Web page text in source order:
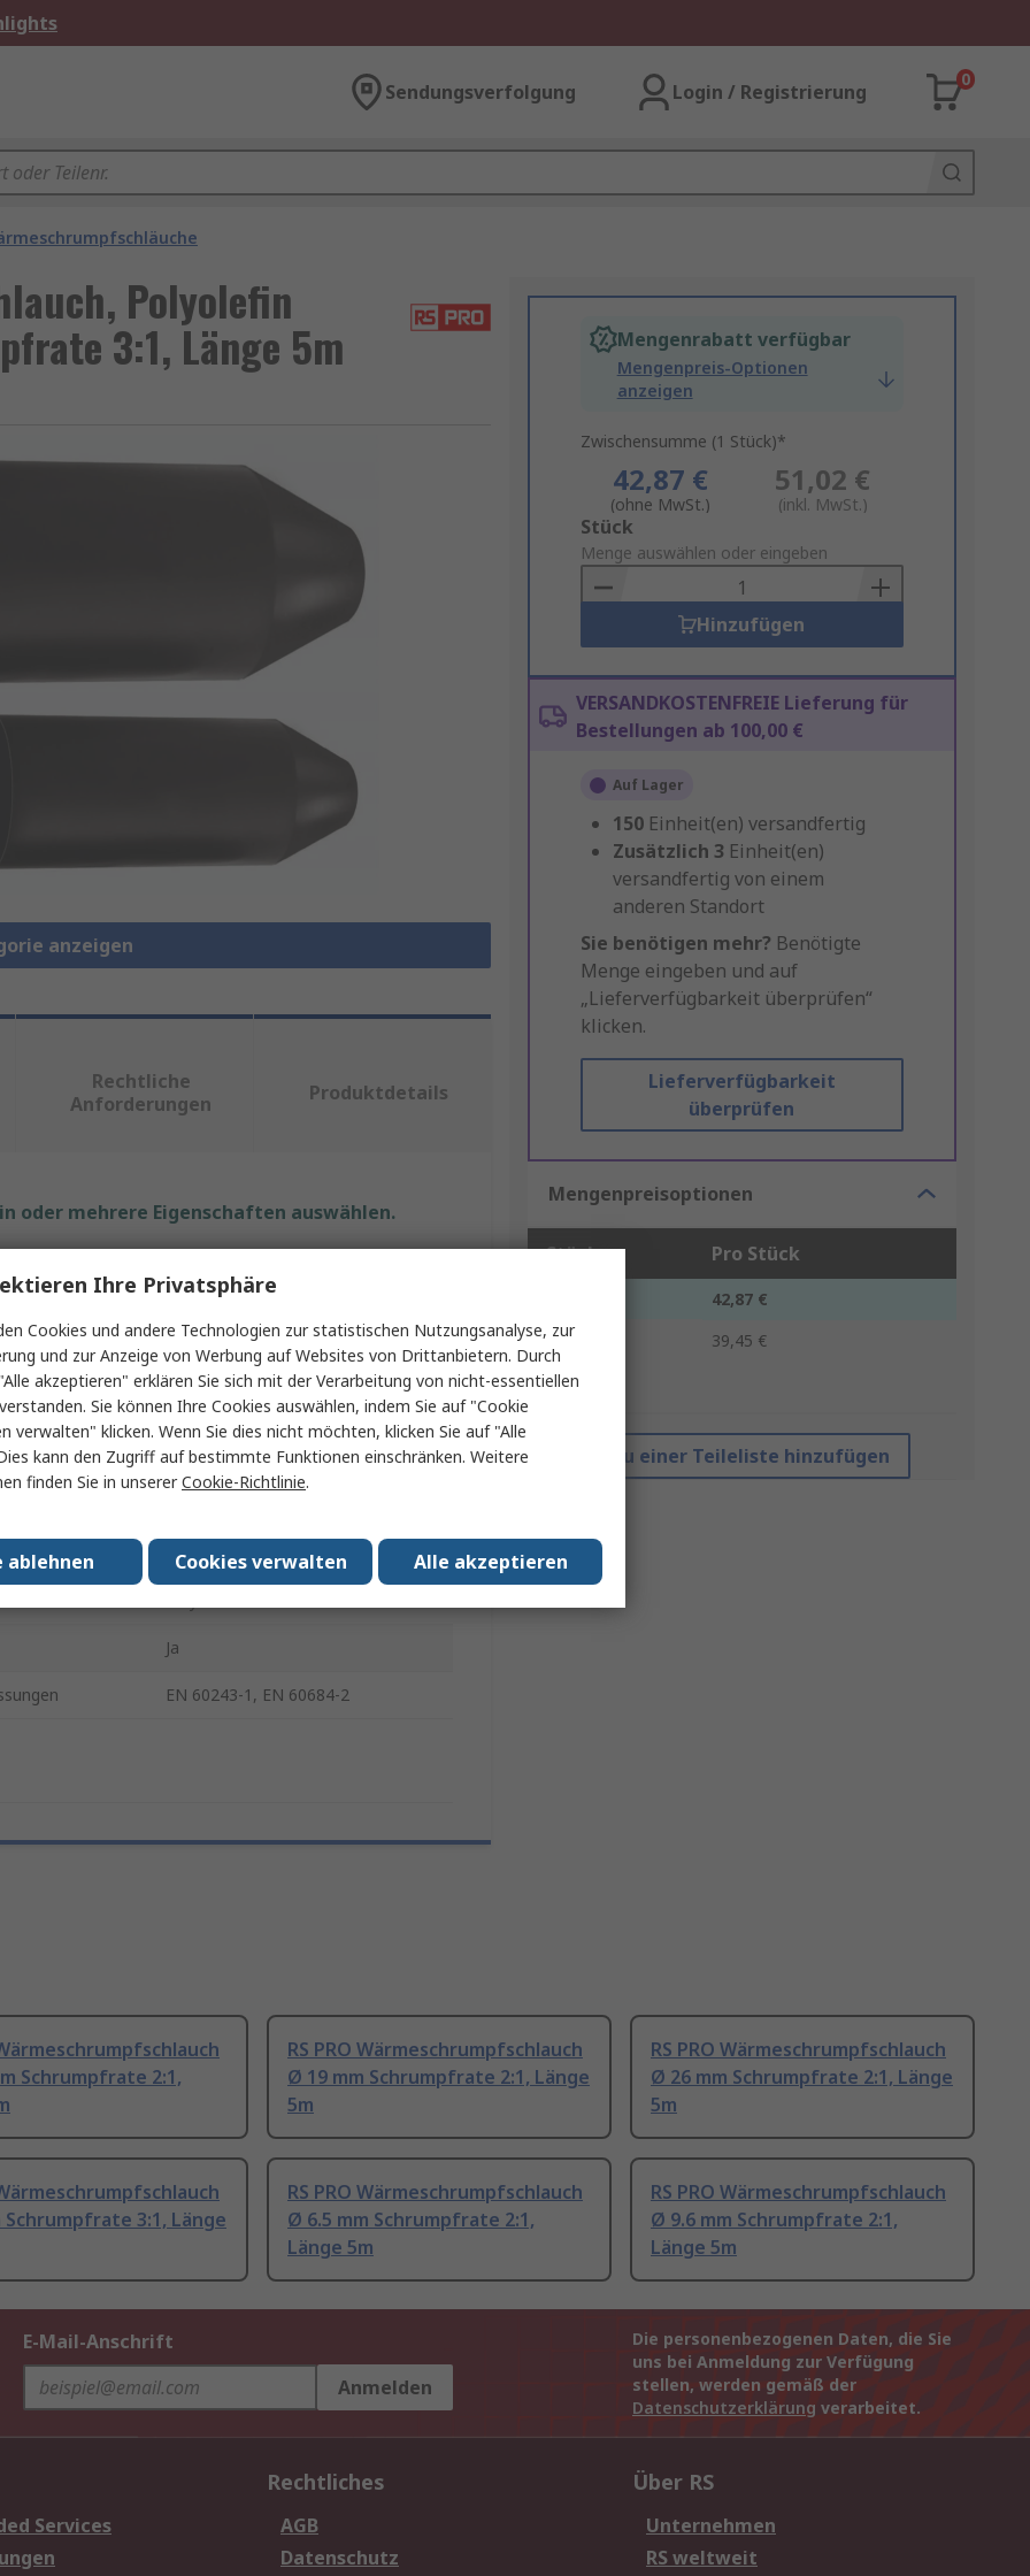
Sendungsverfolgung Login / Registrierung
0
Polyolefin
3:1, Länge 5m
anzeigen
Mengenrabatt verfügbar
Mengenpreis-Optionen
anzeigen
Zwischensumme (1 Stück)*
42,87 €
(ohne MwSt.)
51,02 €
(inkl. MwSt.)
Add
to
Basket
Stück
Menge auswählen oder eingeben
Hinzufügen
VERSANDKOSTENFREIE Lieferung für
Bestellungen ab 100,00 €
Auf Lager
150 Einheit(en) versandfertig
Zusätzlich 3 Einheit(en)
versandfertig von einem
anderen Standort
Sie benötigen mehr? Benötigte
Menge eingeben und auf
„Lieferverfügbarkeit überprüfen“
klicken.
Lieferverfügbarkeit
überprüfen
Mengenpreisoptionen
Stück Pro Stück
42,87 €
10 +
39,45 €
*Richtpreis
Zu einer Teileliste hinzufügen
Rechtliche
Anforderungen
Produktdetails
oder mehrere Eigenschaften auswählen.
Wärmeschrumpfschlauch
121mm
Schwarz
5m
Ja
EN 60243-1, EN 60684-2
Schrumpfrate 2:1,
RS PRO Wärmeschrumpfschlauch
Ø 19 mm Schrumpfrate 2:1, Länge
5m
RS PRO Wärmeschrumpfschlauch
Ø 26 mm Schrumpfrate 2:1, Länge
5m
Schrumpfrate 3:1, Länge
RS PRO Wärmeschrumpfschlauch
Ø 6.5 mm Schrumpfrate 2:1,
Länge 5m
RS PRO Wärmeschrumpfschlauch
Ø 9.6 mm Schrumpfrate 2:1,
Länge 5m
E-Mail-Anschrift
Anmelden
Die personenbezogenen Daten, die Sie
uns bei Anmeldung zur Verfügung
stellen, werden gemäß der
Datenschutzerklärung verarbeitet.
Services
Rechtliches
AGB
Datenschutz
Über RS
Unternehmen
RS weltweit
Ihre Privatsphäre
Cookies und andere Technologien zur statistischen Nutzungsanalyse, zur
und zur Anzeige von Werbung auf Websites von Drittanbietern. Durch
akzeptieren" erklären Sie sich mit der Verarbeitung von nicht-essentiellen
Sie können Ihre Cookies auswählen, indem Sie auf "Cookie
verwalten" klicken. Wenn Sie dies nicht möchten, klicken Sie auf "Alle
kann den Zugriff auf bestimmte Funktionen einschränken. Weitere
finden Sie in unsererCookie-Richtlinie.
Alle akzeptieren
Cookies verwalten
ablehnen